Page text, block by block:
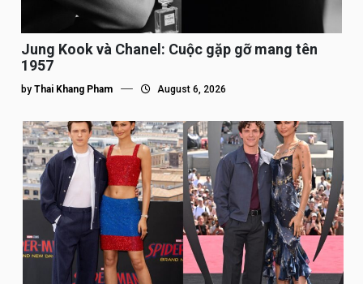
Jung Kook và Chanel: Cuộc gặp gỡ mang tên
1957
by Thai Khang Pham August 6, 2026